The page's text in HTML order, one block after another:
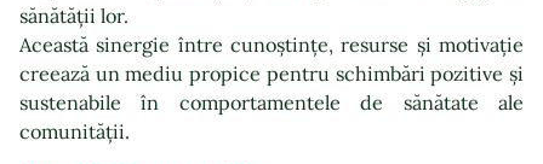
sănătății lor.
Această sinergie între cunoștințe, resurse și motivație
creează un mediu propice pentru schimbări pozitive și
sustenabile în comportamentele de sănătate ale
comunității.